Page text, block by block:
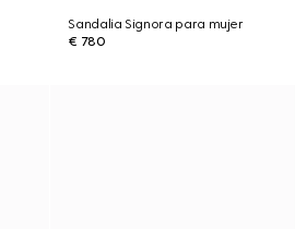
Sandalia Signora para mujer
€ 780